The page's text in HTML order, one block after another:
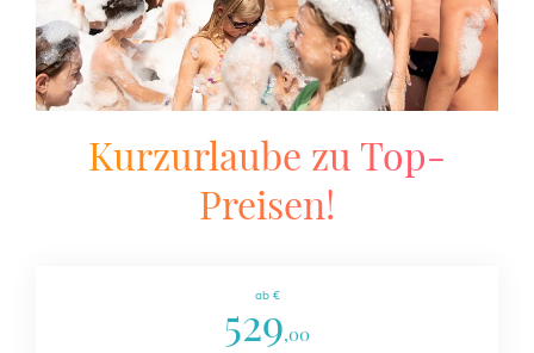
Kurzurlaube zu Top-
Preisen!
ab €
529,00